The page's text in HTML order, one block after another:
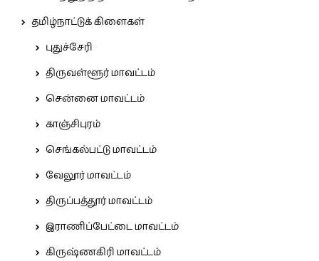
தமிழ்நாட்டுக் கிளைகள்
புதுச்சேரி
திருவள்ளூர் மாவட்டம்
சென்னை மாவட்டம்
காஞ்சிபுரம்
செங்கல்பட்டு மாவட்டம்
வேலூர் மாவட்டம்
திருப்பத்தூர் மாவட்டம்
இராணிப்பேட்டை மாவட்டம்
கிருஷ்ணகிரி மாவட்டம்